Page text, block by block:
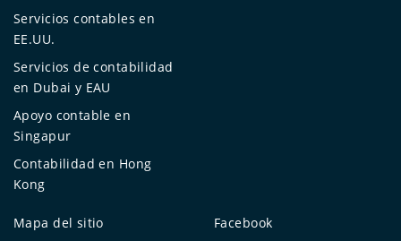
Servicios contables en
EE.UU.
Servicios de contabilidad
en Dubai y EAU
Apoyo contable en
Singapur
Contabilidad en Hong
Kong
Mapa del sitio
Facebook